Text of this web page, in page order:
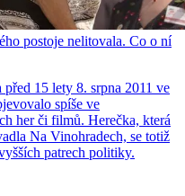
postoje nelitovala. Co o ní
15 lety 8. srpna 2011 ve
spíše ve
her či filmů. Herečka, která
Na Vinohradech, se totiž
patrech politiky.